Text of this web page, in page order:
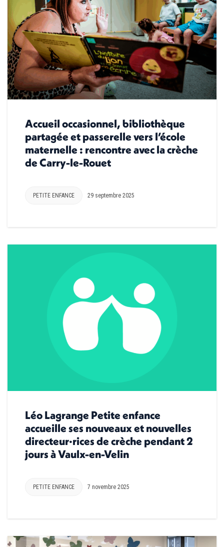
Accueil occasionnel, bibliothèque
partagée et passerelle vers l’école
maternelle : rencontre avec la crèche
de Carry-le-Rouet
PETITE ENFANCE 29 septembre 2025
Léo Lagrange Petite enfance
accueille ses nouveaux et nouvelles
directeur·rices de crèche pendant 2
jours à Vaulx-en-Velin
PETITE ENFANCE 7 novembre 2025